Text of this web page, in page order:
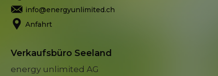
info@energyunlimited.ch
Anfahrt
Verkaufsbüro Seeland
energy unlimited AG